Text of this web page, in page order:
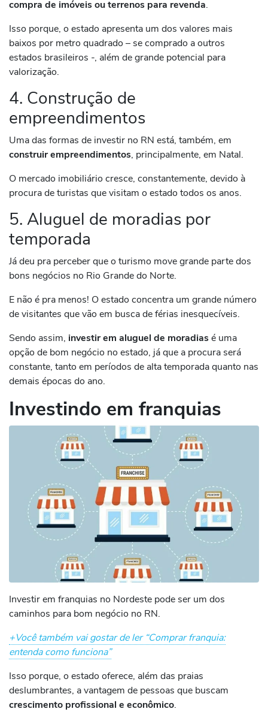
compra de imóveis ou terrenos para revenda.
Isso porque, o estado apresenta um dos valores mais
baixos por metro quadrado – se comprado a outros
estados brasileiros -, além de grande potencial para
valorização.
4. Construção de
empreendimentos
Uma das formas de investir no RN está, também, em
construir empreendimentos, principalmente, em Natal.
O mercado imobiliário cresce, constantemente, devido à
procura de turistas que visitam o estado todos os anos.
5. Aluguel de moradias por
temporada
Já deu pra perceber que o turismo move grande parte dos
bons negócios no Rio Grande do Norte.
E não é pra menos! O estado concentra um grande número
de visitantes que vão em busca de férias inesquecíveis.
Sendo assim, investir em aluguel de moradiasé uma
opção de bom negócio no estado, já que a procura será
constante, tanto em períodos de alta temporada quanto nas
demais épocas do ano.
Investindo em franquias
Investir em franquias no Nordeste pode ser um dos
caminhos para bom negócio no RN.
+Você também vai gostar de ler “Comprar franquia:
entenda como funciona”
Isso porque, o estado oferece, além das praias
deslumbrantes, a vantagem de pessoas que buscam
crescimento profissional e econômico.